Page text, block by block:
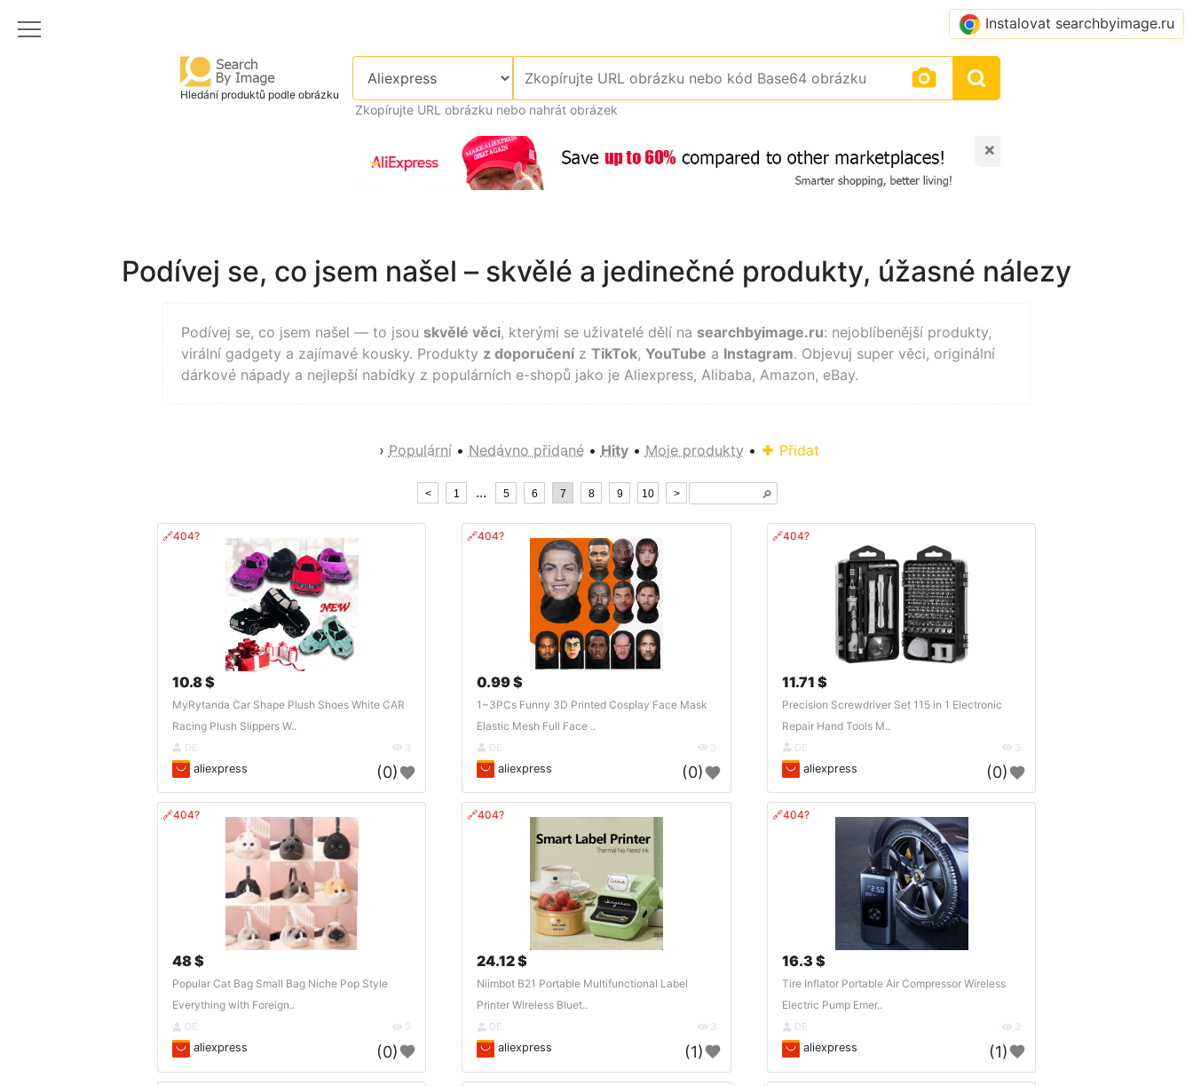
Hledání produktů podle obrázku
Zkopírujte URL obrázku nebo nahrát obrázek
×
Podívej se, co jsem našel – skvělé a jedinečné produkty, úžasné nálezy
Podívej se, co jsem našel — to jsou skvělé věci, kterými se uživatelé dělí na searchbyimage.ru: nejoblíbenější produkty,
virální gadgety a zajímavé kousky. Produkty z doporučeníz TikTok, YouTube a Instagram. Objevuj super věci, originální
dárkové nápady a nejlepší nabídky z populárních e-shopů jako je Aliexpress, Alibaba, Amazon, eBay.
› Populární • Nedávno přidané • Hity • Moje produkty • Přidat
< 1 ... 5 6 7 8 9 10 > 🔎︎
🔗404?
10.8 $
MyRytanda Car Shape Plush Shoes White CAR
Racing Plush Slippers W..
DE 3
aliexpress (0)
🔗404?
0.99 $
1~3PCs Funny 3D Printed Cosplay Face Mask
Elastic Mesh Full Face ..
DE 3
aliexpress (0)
🔗404?
11.71 $
Precision Screwdriver Set 115 in 1 Electronic
Repair Hand Tools M..
DE 3
aliexpress (0)
🔗404?
48 $
Popular Cat Bag Small Bag Niche Pop Style
Everything with Foreign..
DE 3
aliexpress (0)
🔗404?
24.12 $
Niimbot B21 Portable Multifunctional Label
Printer Wireless Bluet..
DE 3
aliexpress (1)
🔗404?
16.3 $
Tire Inflator Portable Air Compressor Wireless
Electric Pump Emer..
DE 3
aliexpress (1)
Instalovat searchbyimage.ru